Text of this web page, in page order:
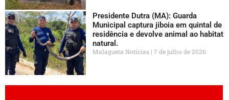
Presidente Dutra (MA): Guarda
Municipal captura jiboia em quintal de
residência e devolve animal ao habitat
natural.
Malagueta Notícias 7 de julho de 2026